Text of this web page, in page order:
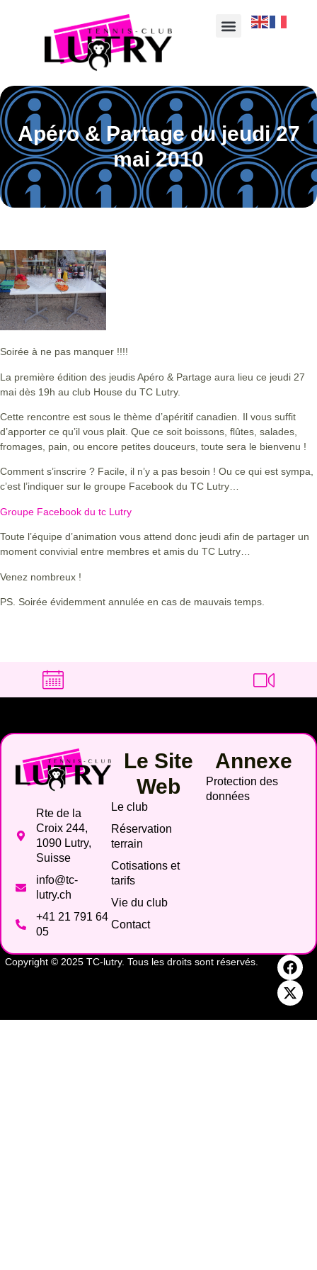
Apéro & Partage du jeudi 27
mai 2010
Soirée à ne pas manquer !!!!
La première édition des jeudis Apéro & Partage aura lieu ce jeudi 27
mai dès 19h au club House du TC Lutry.
Cette rencontre est sous le thème d’apéritif canadien. Il vous suffit
d’apporter ce qu’il vous plait. Que ce soit boissons, flûtes, salades,
fromages, pain, ou encore petites douceurs, toute sera le bienvenu !
Comment s’inscrire ? Facile, il n’y a pas besoin ! Ou ce qui est sympa,
c’est l’indiquer sur le groupe Facebook du TC Lutry…
Groupe Facebook du tc Lutry
Toute l’équipe d’animation vous attend donc jeudi afin de partager un
moment convivial entre membres et amis du TC Lutry…
Venez nombreux !
PS. Soirée évidemment annulée en cas de mauvais temps.
Rte de la
Croix 244,
1090 Lutry,
Suisse
info@tc-
lutry.ch
+41 21 791 64
05
Le Site
Web
Le club
Réservation
terrain
Cotisations et
tarifs
Vie du club
Contact
Annexe
Protection des
données
Copyright © 2025 TC-lutry. Tous les droits sont réservés.